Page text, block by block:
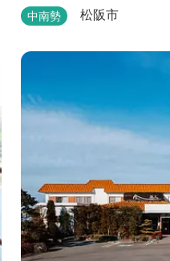
などのレンタルもありま
ん、ぜひご利用ください
中南勢 松阪市